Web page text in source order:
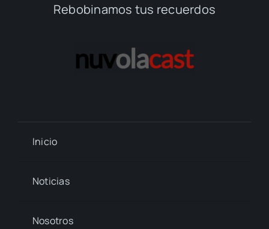
Rebobinamos tus recuerdos
Inicio
Noticias
Nosotros